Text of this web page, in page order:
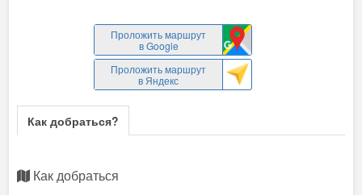
Проложить маршрут
в Google
Проложить маршрут
в Яндекс
Как добраться?
Как добраться